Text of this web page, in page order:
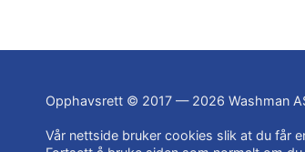
Opphavsrett © 2017 — 2026 Washman
Vår nettside bruker cookies slik at du får